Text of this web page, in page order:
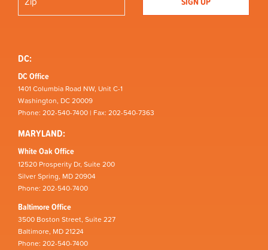
DC:
DC Office
1401 Columbia Road NW, Unit C-1
Washington, DC 20009
Phone: 202-540-7400 | Fax: 202-540-7363
MARYLAND:
White Oak Office
12520 Prosperity Dr, Suite 200
Silver Spring, MD 20904
Phone: 202-540-7400
Baltimore Office
3500 Boston Street, Suite 227
Baltimore, MD 21224
Phone: 202-540-7400